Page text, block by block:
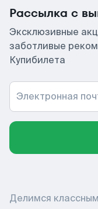
Рассылка с
Эксклюзивные
заботливые
Купибилета
Электронная
Делимся